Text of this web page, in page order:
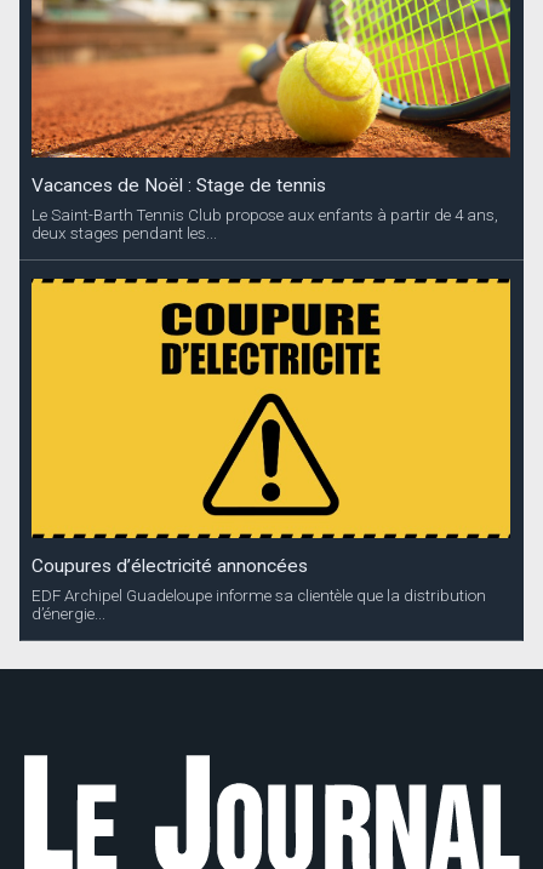
Vacances de Noël : Stage de tennis
Le Saint-Barth Tennis Club propose aux enfants à partir de 4 ans,
deux stages pendant les...
Coupures d’électricité annoncées
EDF Archipel Guadeloupe informe sa clientèle que la distribution
d’énergie...